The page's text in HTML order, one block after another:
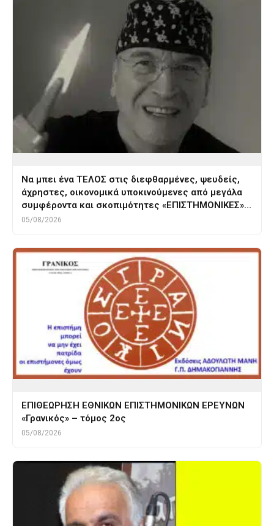
Να μπει ένα ΤΕΛΟΣ στις διεφθαρμένες, ψευδείς,
άχρηστες, οικονομικά υποκινούμενες από μεγάλα
συμφέροντα και σκοπιμότητες «ΕΠΙΣΤΗΜΟΝΙΚΕΣ»…
05/08/2026
ΕΠΙΘΕΩΡΗΣΗ ΕΘΝΙΚΩΝ ΕΠΙΣΤΗΜΟΝΙΚΩΝ ΕΡΕΥΝΩΝ
«Γρανικός» – τόμος 2ος
05/08/2026